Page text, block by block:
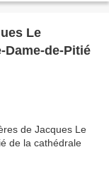
Le
de-Pitié